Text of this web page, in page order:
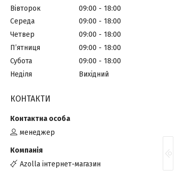
Вівторок
09:00
18:00
Середа
09:00
18:00
Четвер
09:00
18:00
Пʼятниця
09:00
18:00
Субота
09:00
18:00
Неділя
Вихідний
КОНТАКТИ
менеджер
Azolla інтернет-магазин